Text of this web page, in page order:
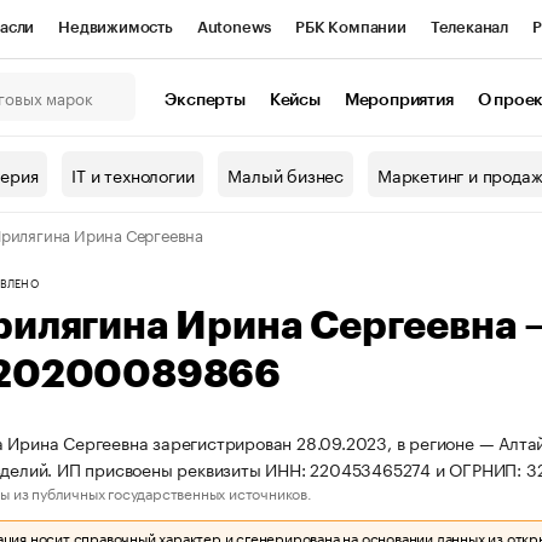
Недвижимость Autonews РБК Компании Телеканал
Проверка контрагентов
Эксперты Кейсы Мероприятия О
IT и технологии Малый бизнес Маркетинг и
Ирина Сергеевна
Ирина
Сергеевна зарегистрирован 28.09.2023, в регионе —
ИП присвоены реквизиты ИНН: 220453465274 и ОГРНИП:
из публичных государственных источников.
носит справочный характер и сгенерирована на основании данных из